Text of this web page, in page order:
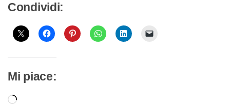
Condividi:
Mi piace:
Caricamento